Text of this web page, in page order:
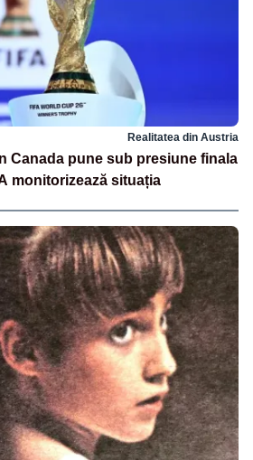
Realitatea din Austria
Canada pune sub presiune finala
monitorizează situația